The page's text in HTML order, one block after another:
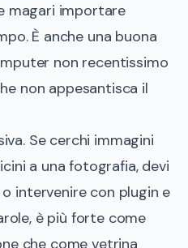
magari importare
È anche una buona
non recentissimo
non appesantisca il
Se cerchi immagini
a una fotografia, devi
intervenire con plugin e
è più forte come
che come vetrina